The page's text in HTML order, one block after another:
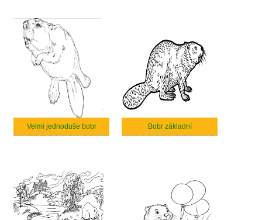
Velmi jednoduše bobr Bobr základní